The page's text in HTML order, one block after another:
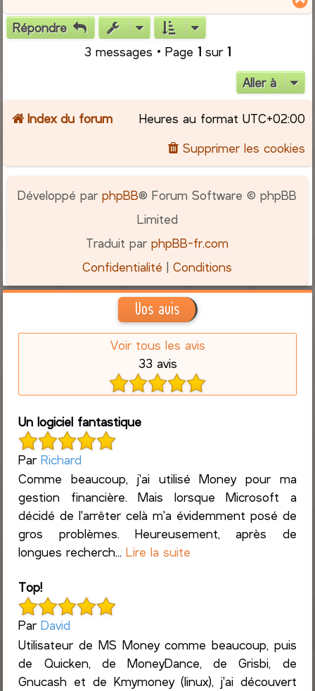
Répondre
3 messages • Page 1 sur 1
Aller à
Index du forum Heures au format UTC+02:00
Supprimer les cookies
Développé parphpBB® Forum Software © phpBB
Limited
Traduit parphpBB-fr.com
Confidentialité |Conditions
Vos avis
Voir tous les avis
33 avis
Un logiciel fantastique
ParRichard
Comme beaucoup, j'ai utilisé Money pour ma
gestion financière. Mais lorsque Microsoft a
décidé de l'arrêter celà m'a évidemment posé de
gros problèmes. Heureusement, après de
longues recherch...Lire la suite
Top!
ParDavid
Utilisateur de MS Money comme beaucoup, puis
de Quicken, de MoneyDance, de Grisbi, de
Gnucash et de Kmymoney (linux), j'ai découvert